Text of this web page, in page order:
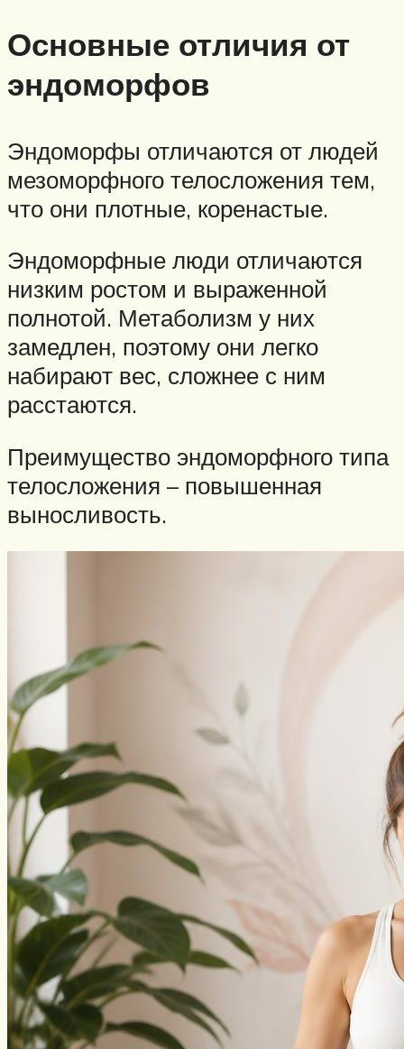
Основные отличия от
эндоморфов
Эндоморфы отличаются от людей
мезоморфного телосложения тем,
что они плотные, коренастые.
Эндоморфные люди отличаются
низким ростом и выраженной
полнотой. Метаболизм у них
замедлен, поэтому они легко
набирают вес, сложнее с ним
расстаются.
Преимущество эндоморфного типа
телосложения – повышенная
выносливость.